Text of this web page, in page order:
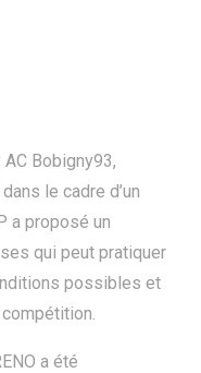
Bobigny93,
le cadre d’un
a proposé un
qui peut pratiquer
possibles et
a été